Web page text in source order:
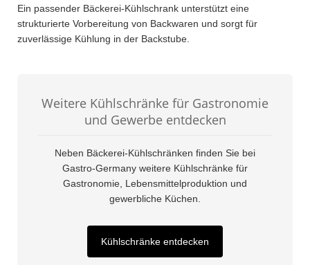
Ein passender Bäckerei-Kühlschrank unterstützt eine
strukturierte Vorbereitung von Backwaren und sorgt für
zuverlässige Kühlung in der Backstube.
Weitere Kühlschränke für Gastronomie
und Gewerbe entdecken
Neben Bäckerei-Kühlschränken finden Sie bei
Gastro-Germany weitere Kühlschränke für
Gastronomie, Lebensmittelproduktion und
gewerbliche Küchen.
Kühlschränke entdecken